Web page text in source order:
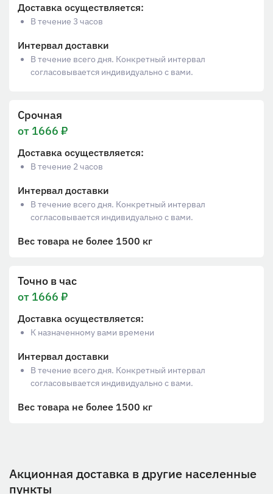
Доставка осуществляется:
В течение 3 часов
Интервал доставки
В течение всего дня. Конкретный интервал
согласовывается индивидуально с вами.
Срочная
от 1666 ₽
Доставка осуществляется:
В течение 2 часов
Интервал доставки
В течение всего дня. Конкретный интервал
согласовывается индивидуально с вами.
Вес товара не более 1500 кг
Точно в час
от 1666 ₽
Доставка осуществляется:
К назначенному вами времени
Интервал доставки
В течение всего дня. Конкретный интервал
согласовывается индивидуально с вами.
Вес товара не более 1500 кг
Акционная доставка в другие населенные
пункты